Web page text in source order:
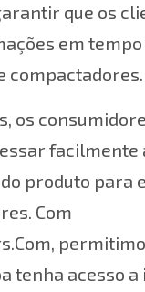
que os
em
compactadores.
os
facilmente
produto para
Com
tenha acesso